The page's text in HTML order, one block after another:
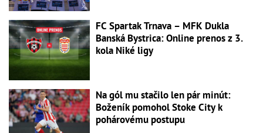
FC Spartak Trnava – MFK Dukla
Banská Bystrica: Online prenos z 3.
kola Niké ligy
Na gól mu stačilo len pár minút:
Boženík pomohol Stoke City k
pohárovému postupu